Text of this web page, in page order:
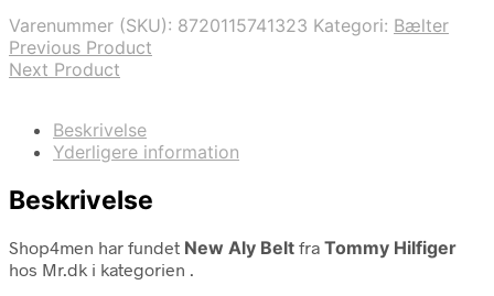
Varenummer (SKU): 8720115741323 Kategori: Bælter
Previous Product
Next Product
Beskrivelse
Yderligere information
Beskrivelse
Shop4men har fundet New Aly Belt fra Tommy Hilfiger
hos Mr.dk i kategorien .